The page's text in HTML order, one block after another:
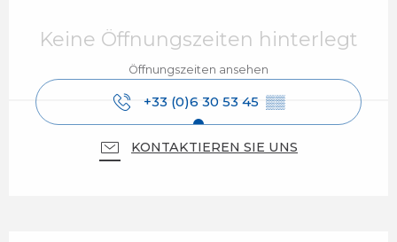
Keine Öffnungszeiten hinterlegt
Öffnungszeiten ansehen
+33 (0)6 30 53 45 ▒▒
KONTAKTIEREN SIE UNS